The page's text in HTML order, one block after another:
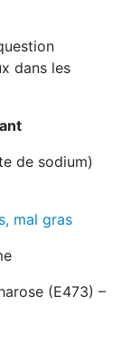
dans les
de sodium)
mal gras
(E473) –